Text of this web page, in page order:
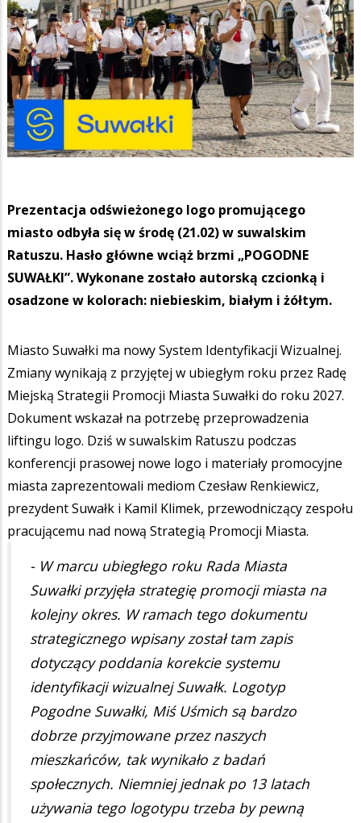
Prezentacja odświeżonego logo promującego
miasto odbyła się w środę (21.02) w suwalskim
Ratuszu. Hasło główne wciąż brzmi „POGODNE
SUWAŁKI”. Wykonane zostało autorską czcionką i
osadzone w kolorach: niebieskim, białym i żółtym.
Miasto Suwałki ma nowy System Identyfikacji Wizualnej.
Zmiany wynikają z przyjętej w ubiegłym roku przez Radę
Miejską Strategii Promocji Miasta Suwałki do roku 2027.
Dokument wskazał na potrzebę przeprowadzenia
liftingu logo. Dziś w suwalskim Ratuszu podczas
konferencji prasowej nowe logo i materiały promocyjne
miasta zaprezentowali mediom Czesław Renkiewicz,
prezydent Suwałk i Kamil Klimek, przewodniczący zespołu
pracującemu nad nową Strategią Promocji Miasta.
- W marcu ubiegłego roku Rada Miasta
Suwałki przyjęła strategię promocji miasta na
kolejny okres. W ramach tego dokumentu
strategicznego wpisany został tam zapis
dotyczący poddania korekcie systemu
identyfikacji wizualnej Suwałk. Logotyp
Pogodne Suwałki, Miś Uśmich są bardzo
dobrze przyjmowane przez naszych
mieszkańców, tak wynikało z badań
społecznych. Niemniej jednak po 13 latach
używania tego logotypu trzeba by pewną